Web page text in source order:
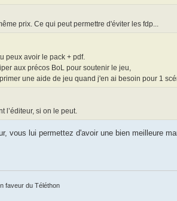
prix. Ce qui peut permettre d'éviter les fdp...
peux avoir le pack + pdf.
aux précos BoL pour soutenir le jeu,
une aide de jeu quand j'en ai besoin pour 1
l’éditeur, si on le peut.
vous lui permettez d'avoir une bien meilleure
faveur du Téléthon